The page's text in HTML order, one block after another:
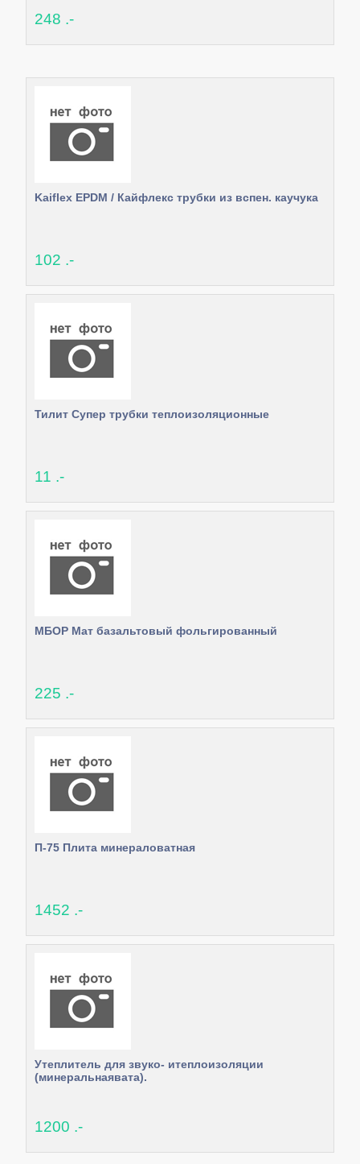
248 .-
Kaiflex EPDM / Кайфлекс трубки из вспен. каучука
102 .-
Тилит Супер трубки теплоизоляционные
11 .-
МБОР Мат базальтовый фольгированный
225 .-
П-75 Плита минераловатная
1452 .-
Утеплитель для звуко- итеплоизоляции
(минеральнаявата).
1200 .-